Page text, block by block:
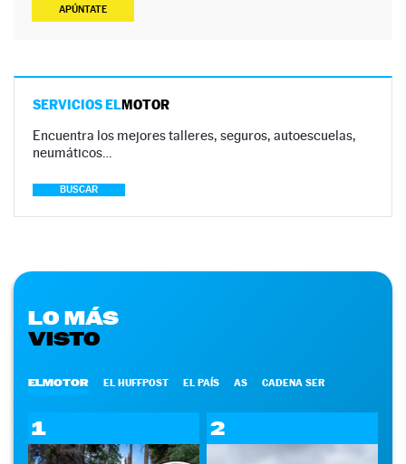
APÚNTATE
SERVICIOS ELMOTOR
Encuentra los mejores talleres, seguros, autoescuelas,
neumáticos…
BUSCAR
LO MÁS
VISTO
ELMOTOR EL HUFFPOST EL PAÍS AS CADENA SER
1 2